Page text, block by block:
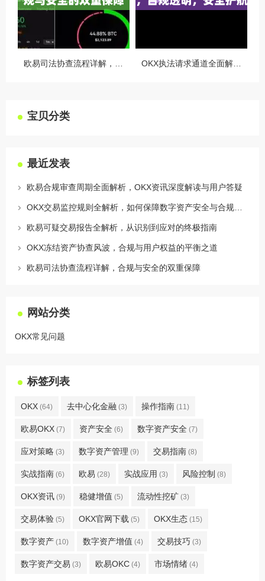
宝贝分类
最近发表
欧易合规审查周期全面解析，OKX资讯深度解读与用户答疑
欧易可疑交易报告全解析，从识别到应对的终极指南
OKX冻结资产协查风波，合规与用户权益的平衡之道
欧易司法协查流程详解，合规与安全的双重保障
网站分类
OKX常见问题
标签列表
OKX (64) 去中心化金融 (3) 操作指南 (11)
欧易OKX (7) 资产安全 (6) 数字资产安全 (7)
应对策略 (3) 数字资产管理 (9) 交易指南 (8)
实战指南 (6) 欧易 (28) 实战应用 (3) 风险控制 (8)
OKX资讯 (9) 稳健增值 (5) 流动性挖矿 (3)
交易体验 (5) OKX官网下载 (5) OKX生态 (15)
数字资产 (10) 数字资产增值 (4) 交易技巧 (3)
数字资产交易 (3) 欧易OKC (4) 市场情绪 (4)